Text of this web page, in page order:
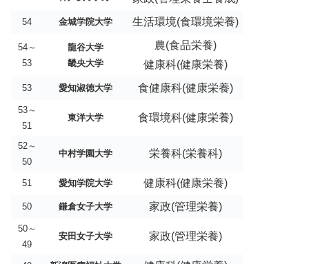
54 金城学院大学 生活環境(食環境栄養)
54～
53
龍谷大学
畿央大学
農(食品栄養)
健康科(健康栄養)
53 愛知淑徳大学 食健康科(健康栄養)
53～
51
東洋大学 食環境科(健康栄養)
52～
50
中村学園大学 栄養科(栄養科)
51 愛知学院大学 健康科(健康栄養)
50 鎌倉女子大学 家政(管理栄養)
50～
49
安田女子大学 家政(管理栄養)